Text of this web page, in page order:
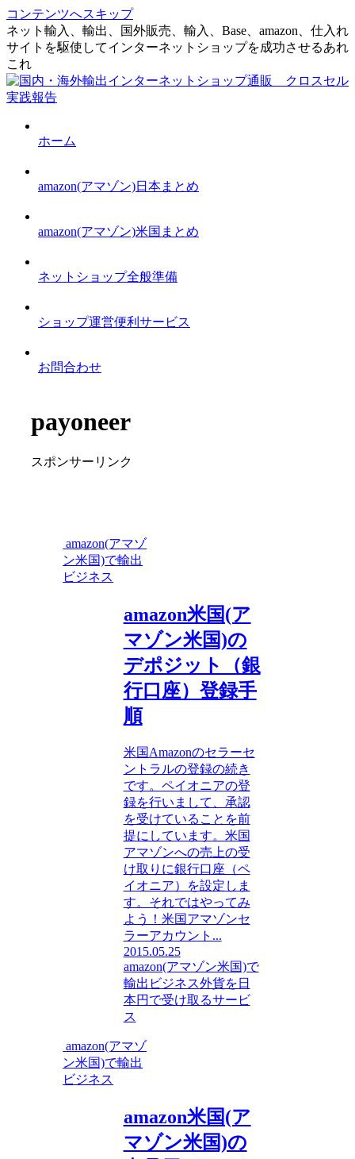
コンテンツへスキップ
ネット輸入、輸出、国外販売、輸入、Base、amazon、仕入れ
サイトを駆使してインターネットショップを成功させるあれ
これ
ホーム
amazon(アマゾン)日本まとめ
amazon(アマゾン)米国まとめ
ネットショップ全般準備
ショップ運営便利サービス
お問合わせ
payoneer
スポンサーリンク
amazon(アマゾ
ン米国)で輸出
ビジネス
amazon米国(ア
マゾン米国)の
デポジット（銀
行口座）登録手
順
米国Amazonのセラーセ
ントラルの登録の続き
です。ペイオニアの登
録を行いまして、承認
を受けていることを前
提にしています。米国
アマゾンへの売上の受
け取りに銀行口座（ペ
イオニア）を設定しま
す。それではやってみ
よう！米国アマゾンセ
ラーアカウント...
2015.05.25
amazon(アマゾン米国)で
輸出ビジネス外貨を日
本円で受け取るサービ
ス
amazon(アマゾ
ン米国)で輸出
ビジネス
amazon米国(ア
マゾン米国)の